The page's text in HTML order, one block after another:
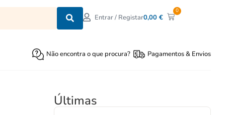
Entrar / Registar0,00€
0
Não encontra o que procura? Pagamentos & Envios
Últimas